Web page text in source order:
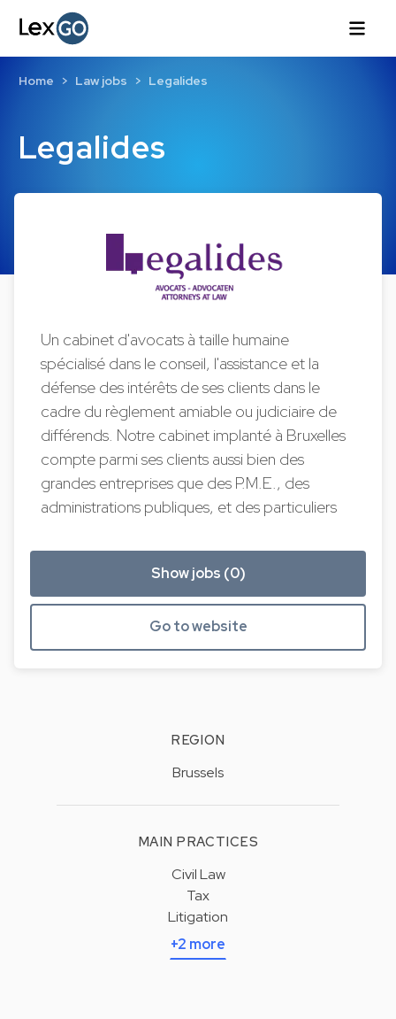
Legalides
Home Law jobs Legalides
Un cabinet d'avocats à taille humaine
spécialisé dans le conseil, l'assistance et la
défense des intérêts de ses clients dans le
cadre du règlement amiable ou judiciaire de
différends. Notre cabinet implanté à Bruxelles
compte parmi ses clients aussi bien des
grandes entreprises que des P.M.E., des
administrations publiques, et des particuliers
Show jobs (0)
Go to website
REGION
Brussels
MAIN PRACTICES
Civil Law
Tax
Litigation
+2 more